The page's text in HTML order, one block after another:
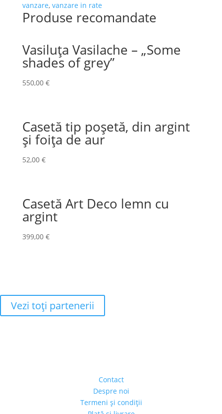
vanzare, vanzare in rate
Produse recomandate
Vasiluța Vasilache – „Some
shades of grey”
550,00 €
Casetă tip poșetă, din argint
și foița de aur
52,00 €
Casetă Art Deco lemn cu
argint
399,00 €
Vezi toţi partenerii
Contact
Despre noi
Termeni şi condiţii